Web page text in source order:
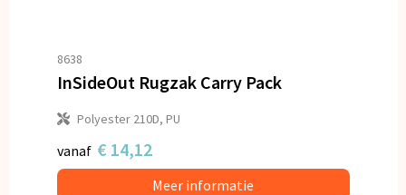
8638
InSideOut Rugzak Carry Pack
Polyester 210D, PU
vanaf € 14,12
Meer informatie